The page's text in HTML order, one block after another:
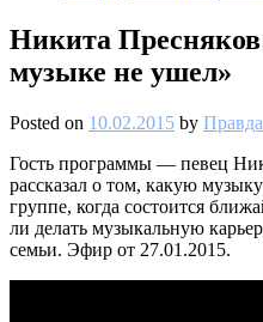
Никита
музыке не ушел»
Posted on 10.02.2015 by
Гость программы — певец
рассказал о том, какую
группе, когда состоится
ли делать музыкальную
семьи. Эфир от 27.01.2015.